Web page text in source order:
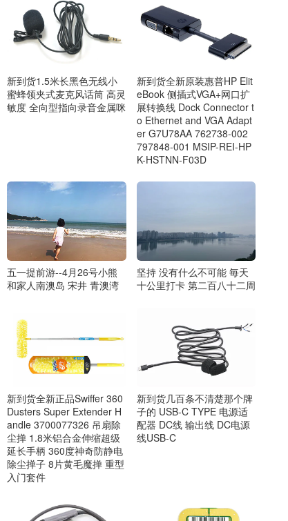
新到货1.5米长黑色无线小
蜜蜂领夹式麦克风话筒 高灵
敏度 全向型指向录音金属咪
新到货全新原装惠普HP Elit
eBook 侧插式VGA+网口扩
展转换线 Dock Connector t
o Ethernet and VGA Adapt
er G7U78AA 762738-002
797848-001 MSIP-REI-HP
K-HSTNN-F03D
五一提前游--4月26号小熊
和家人南澳岛 宋井 青澳湾
坚持 没有什么不可能 毎天
十公里打卡 第二百八十二周
新到货全新正品Swiffer 360
Dusters Super Extender H
andle 3700077326 吊扇除
尘掸 1.8米铝合金伸缩超级
延长手柄 360度神奇防静电
除尘掸子 8片黄毛魔掸 重型
入门套件
新到货几百条不清楚那个牌
子的 USB-C TYPE 电源适
配器 DC线 输出线 DC电源
线USB-C